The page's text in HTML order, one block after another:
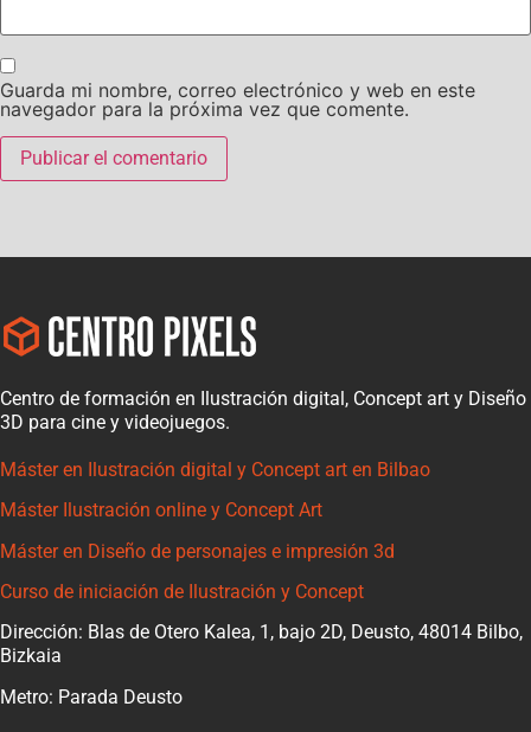
Guarda mi nombre, correo electrónico y web en este
navegador para la próxima vez que comente.
Centro de formación en Ilustración digital, Concept art y Diseño
3D para cine y videojuegos.
Máster en Ilustración digital y Concept art en Bilbao
Máster Ilustración online y Concept Art
Máster en Diseño de personajes e impresión 3d
Curso de iniciación de Ilustración y Concept
Dirección: Blas de Otero Kalea, 1, bajo 2D, Deusto, 48014 Bilbo,
Bizkaia
Metro: Parada Deusto